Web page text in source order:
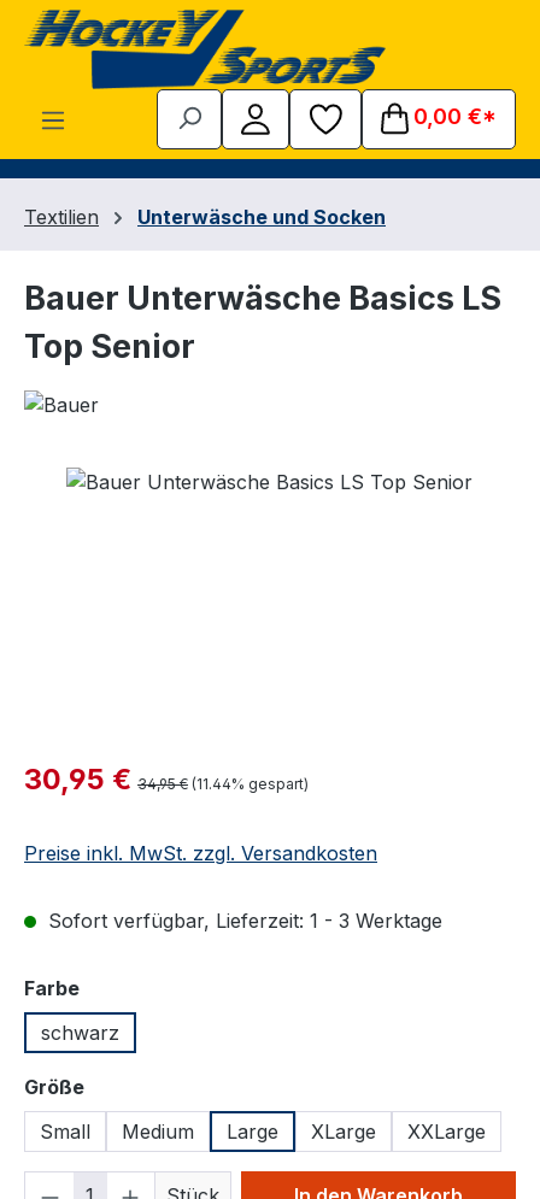
Zum Hauptinhalt springen
0,00 €*
Textilien Unterwäsche und Socken
Bauer Unterwäsche Basics LS
Top Senior
Bildergalerie überspringen
Verkaufspreis:
30,95 € Regulärer Preis:
34,95 € (11.44% gespart)
Preise inkl. MwSt. zzgl. Versandkosten
Sofort verfügbar, Lieferzeit: 1 - 3 Werktage
Farbeauswählen
schwarz
Größeauswählen
Small
Medium Large XLarge XXLarge
Produkt Anzahl: Gib den